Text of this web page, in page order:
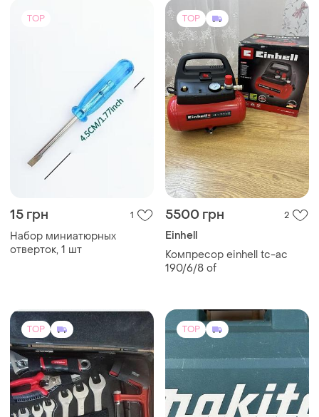
TOP
15 грн 1
Набор миниатюрных
отверток, 1 шт
TOP
5500 грн 2
Einhell
Компресор einhell tc-ac
190/6/8 of
TOP TOP